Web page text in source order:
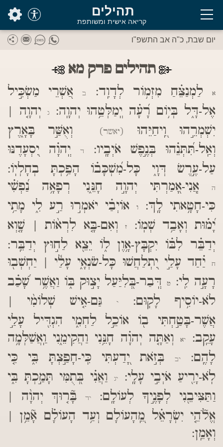
תהילים
קריאה אישית ומשותפת
יום שבת, כ"ה אב התשפ"ו
תהילים פרק מא
אלַמְנַצֵּ֗חַ מִזְמ֥וֹר לְדָוִֽד: באַ֭שְׁרֵי מַשְׂכִּ֣יל
אֶל-דָּ֑ל בְּי֥וֹם רָ֝עָ֗ה יְֽמַלְּטֵ֥הוּ יְהוָֽה:
גיְהוָ֤ה |
יִשְׁמְרֵ֣הוּ וִֽ֭יחַיֵּהוּ
(יאשר)
וְאֻשַּׁ֣ר בָּאָ֑רֶץ
וְאַֽל-תִּ֝תְּנֵ֗הוּ בְּנֶ֣פֶשׁ אֹיְבָֽיו:
ד
יְֽהוָ֗ה יִ֭סְעָדֶנּוּ
עַל-עֶ֣רֶשׂ דְּוָ֑י כָּל-מִ֝שְׁכָּב֗וֹ הָפַ֥כְתָּ בְחָלְיֽוֹ:
ה
אֲֽנִי-אָ֭מַרְתִּי יְהוָ֣ה חָנֵּ֑נִי רְפָאָ֥ה נַ֝פְשִׁ֗י
כִּי-חָטָ֥אתִי לָֽךְ:
ו
אוֹיְבַ֗י יֹאמְר֣וּ רַ֣ע לִ֑י מָתַ֥י
יָ֝מ֗וּת וְאָבַ֥ד שְׁמֽוֹ:
זוְאִם-בָּ֤א לִרְא֨וֹת | שָׁ֤וְא
יְדַבֵּ֗ר לִבּ֗וֹ יִקְבָּץ-אָ֥וֶן ל֑וֹ יֵצֵ֖א לַח֣וּץ יְדַבֵּֽר:
ח
יַ֗חַד עָלַ֣י יִ֭תְלַחֲשׁוּ כָּל-שֹׂנְאָ֑י עָלַ֓י | יַחְשְׁב֖וּ
רָעָ֣ה לִֽי:
טדְּֽבַר-בְּ֭לִיַּעַל יָצ֣וּק בּ֑וֹ וַאֲשֶׁ֥ר שָׁ֝כַ֗ב
לֹא-יוֹסִ֥יף לָקֽוּם:
יגַּם-אִ֤ישׁ שְׁלוֹמִ֨י |
אֲשֶׁר-בָּטַ֣חְתִּי ב֖וֹ אוֹכֵ֣ל לַחְמִ֑י הִגְדִּ֖יל עָלַ֣י
עָקֵֽב:
יא
וְאַתָּ֤ה יְהוָ֗ה חָנֵּ֥נִי וַהֲקִימֵ֑נִי וַֽאֲשַׁלְּמָ֥ה
לָהֶֽם:יב
בְּזֹ֣את יָ֭דַעְתִּי כִּֽי-חָפַ֣צְתָּ בִּ֑י כִּ֤י
לֹֽא-יָרִ֖יעַ אֹיְבִ֣י עָלָֽי:יג
וַאֲנִ֗י בְּ֭תֻמִּי תָּמַ֣כְתָּ בִּ֑י
וַתַּצִּיבֵ֖נִי לְפָנֶ֣יךָ לְעוֹלָֽם:
יד
בָּ֘ר֤וּךְ יְהוָ֨ה |
אֱלֹ֘הֵ֤י יִשְׂרָאֵ֗ל מֵֽ֭הָעוֹלָם וְעַ֥ד הָעוֹלָ֗ם אָ֘מֵ֥ן |
וְאָמֵֽן: